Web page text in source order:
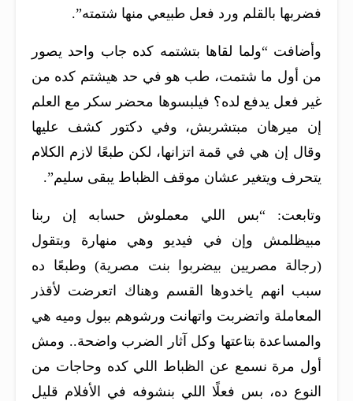
فضربها بالقلم ورد فعل طبيعي منها شتمته”.
وأضافت “ولما لقاها بتشتمه كده جاب واحد يصور
من أول ما شتمت، طب هو في حد هيشتم كده من
غير فعل يدفع لده؟ فيلبسوها محضر سكر مع العلم
إن ميرهان مبتشربش، وفي دكتور كشف عليها
وقال إن هي في قمة اتزانها، لكن طبعًا لازم الكلام
يتحرف ويتغير عشان موقف الظباط يبقى سليم”.
وتابعت: “بس اللي معملوش حسابه إن ربنا
مبيظلمش وإن في فيديو وهي منهارة وبتقول
(رجالة مصريين بيضربوا بنت مصرية) وطبعًا ده
سبب انهم ياخدوها القسم وهناك اتعرضت لأقذر
المعاملة واتضربت واتهانت ورشوهم ببول وميه هي
والمساعدة بتاعتها وكل آثار الضرب واضحة.. ومش
أول مرة نسمع عن الظباط اللي كده وحاجات من
النوع ده، بس فعلًا اللي بنشوفه في الأفلام قليل